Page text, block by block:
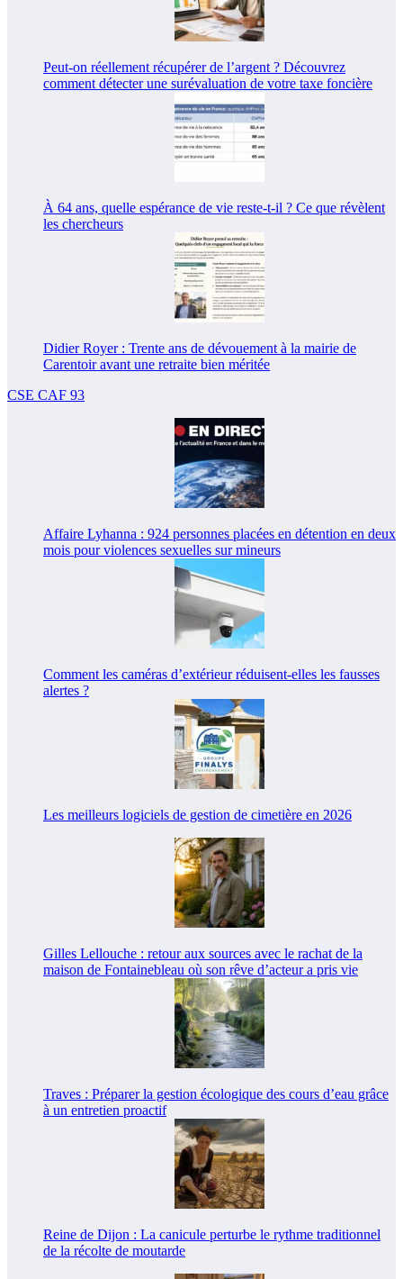
Peut-on réellement récupérer de l’argent ? Découvrez
comment détecter une surévaluation de votre taxe foncière
À 64 ans, quelle espérance de vie reste-t-il ? Ce que révèlent
les chercheurs
Didier Royer : Trente ans de dévouement à la mairie de
Carentoir avant une retraite bien méritée
CSE CAF 93
Affaire Lyhanna : 924 personnes placées en détention en deux
mois pour violences sexuelles sur mineurs
Comment les caméras d’extérieur réduisent-elles les fausses
alertes ?
Les meilleurs logiciels de gestion de cimetière en 2026
Gilles Lellouche : retour aux sources avec le rachat de la
maison de Fontainebleau où son rêve d’acteur a pris vie
Traves : Préparer la gestion écologique des cours d’eau grâce
à un entretien proactif
Reine de Dijon : La canicule perturbe le rythme traditionnel
de la récolte de moutarde